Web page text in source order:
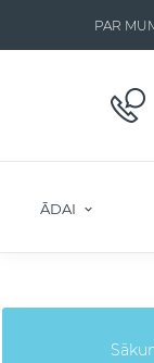
PAR
ĀDAI